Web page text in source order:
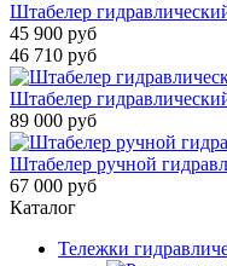
Штабелер
45 900 руб
46 710 руб
Штабелер
89 000 руб
Штабелер ручной
67 000 руб
Каталог
Тележки